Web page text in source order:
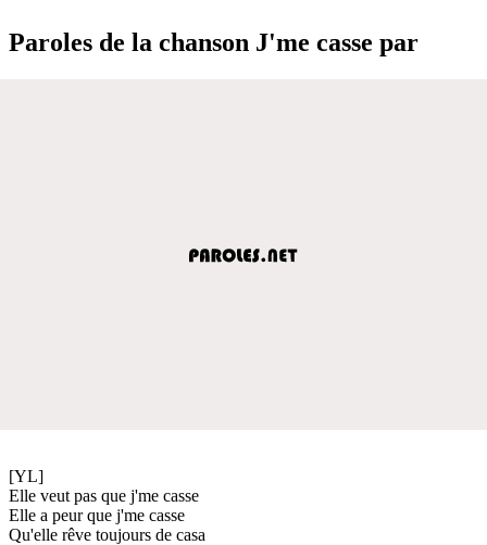
Paroles de la chanson J'me casse par
[YL]
Elle veut pas que j'me casse
Elle a peur que j'me casse
Qu'elle rêve toujours de casa